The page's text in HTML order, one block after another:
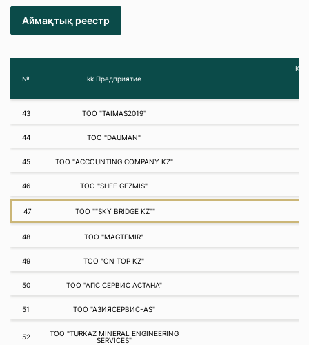
Аймақтық реестр
№ kk Предприятие
43 ТОО "TAIMAS2019"
44 ТОО "DAUMAN"
45 ТОО "ACCOUNTING COMPANY KZ"
46 ТОО "SHEF GEZMIS"
47 ТОО ""SKY BRIDGE KZ""
48 ТОО "MAGTEMIR"
49 ТОО "ON TOP KZ"
50 ТОО "АПС СЕРВИС АСТАНА"
51 ТОО "АЗИЯСЕРВИС-AS"
52
ТОО "TURKAZ MINERAL ENGINEERING
SERVICES"